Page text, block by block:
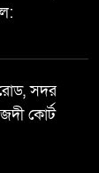
সদর
কোর্ট